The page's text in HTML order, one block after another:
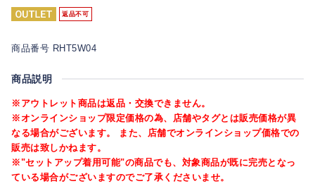
返品不可
商品番号 RHT5W04
商品説明
※アウトレット商品は返品・交換できません。
※オンラインショップ限定価格の為、店舗やタグとは販売価格が異
なる場合がございます。 また、店舗でオンラインショップ価格での
販売は致しかねます。
※"セットアップ着用可能"の商品でも、対象商品が既に完売となっ
ている場合がございますのでご了承くださいませ。